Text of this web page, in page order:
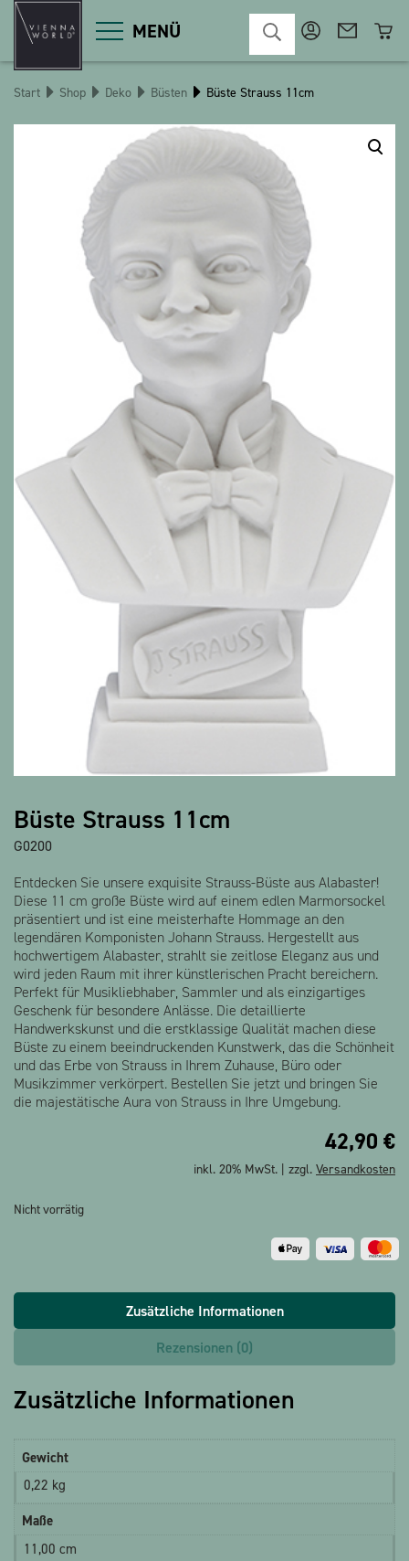
MENÜ
Produktgruppen
Magnete
POS
Schlüsselanhänger
Schreibwaren
Spiele / Kinder
Stringlies
Alle Produkte anzeigen
Start Shop Deko Büsten Büste Strauss 11cm
Büste Strauss 11cm
G0200
Entdecken Sie unsere exquisite Strauss-Büste aus Alabaster!
Diese 11 cm große Büste wird auf einem edlen Marmorsockel
präsentiert und ist eine meisterhafte Hommage an den
legendären Komponisten Johann Strauss. Hergestellt aus
hochwertigem Alabaster, strahlt sie zeitlose Eleganz aus und
wird jeden Raum mit ihrer künstlerischen Pracht bereichern.
Perfekt für Musikliebhaber, Sammler und als einzigartiges
Geschenk für besondere Anlässe. Die detaillierte
Handwerkskunst und die erstklassige Qualität machen diese
Büste zu einem beeindruckenden Kunstwerk, das die Schönheit
und das Erbe von Strauss in Ihrem Zuhause, Büro oder
Musikzimmer verkörpert. Bestellen Sie jetzt und bringen Sie
die majestätische Aura von Strauss in Ihre Umgebung.
42,90 €
inkl. 20% MwSt. | zzgl. Versandkosten
Nicht vorrätig
Zusätzliche Informationen
Rezensionen (0)
Zusätzliche Informationen
Gewicht
0,22 kg
Maße
11,00 cm